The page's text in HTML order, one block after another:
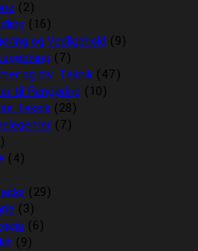
(2)
(16)
og Vedligehold (9)
(7)
og div. Teknik (47)
til Rengøring (10)
Teknik (28)
(7)
(4)
(29)
(3)
(6)
(9)